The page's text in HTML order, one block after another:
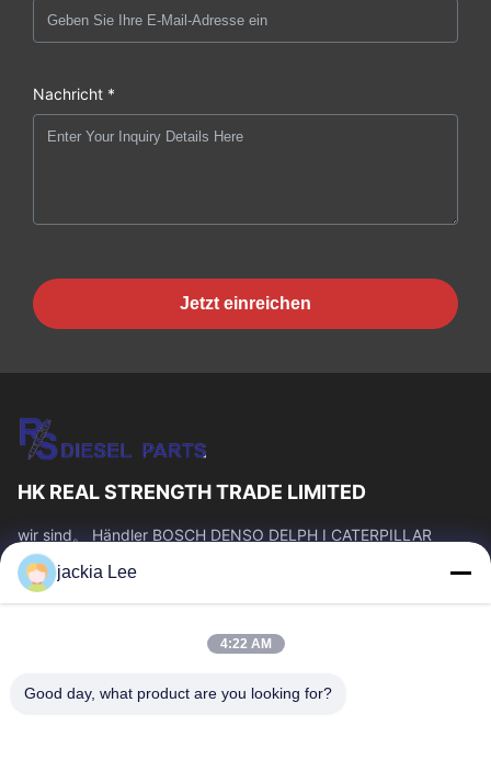
Nachricht *
Jetzt einreichen
HK REAL STRENGTH TRADE LIMITED
wir sind。 Händler BOSCH DENSO DELPH I CATERPILLAR
VOLVO CUMMINS TOYOTA ISUZU Company whatsapp Zahl:
0086 159 2067 9523.
Schnelllinks
Produkte
Über Uns
Werksbesichtigung
jackia Lee
4:22 AM
Good day, what product are you looking for?